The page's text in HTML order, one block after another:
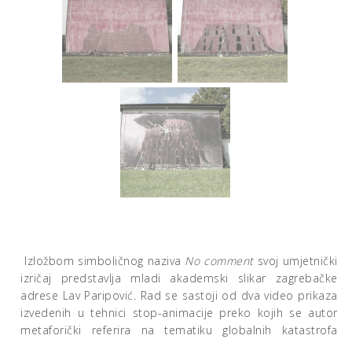
Izložbom simboličnog naziva No commentsvoj umjetnički
izričaj predstavlja mladi akademski slikar zagrebačke
adrese Lav Paripović. Rad se sastoji od dva video prikaza
izvedenih u tehnici stop-animacije preko kojih se autor
metaforički referira na tematiku globalnih katastrofa